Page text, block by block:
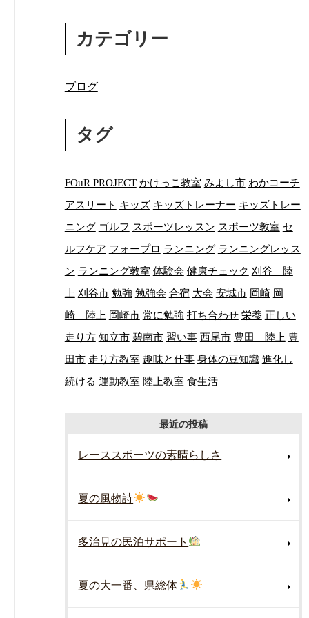
カテゴリー
ブログ
タグ
FOuR PROJECT かけっこ教室 みよし市 わかコーチ
アスリート キッズ キッズトレーナー キッズトレー
ニング ゴルフ スポーツレッスン スポーツ教室 セ
ルフケア フォープロ ランニング ランニングレッス
ン ランニング教室 体験会 健康チェック 刈谷 陸
上 刈谷市 勉強 勉強会 合宿 大会 安城市 岡崎 岡
崎 陸上 岡崎市 常に勉強 打ち合わせ 栄養 正しい
走り方 知立市 碧南市 習い事 西尾市 豊田 陸上 豊
田市 走り方教室 趣味と仕事 身体の豆知識 進化し
続ける 運動教室 陸上教室 食生活
最近の投稿
レーススポーツの素晴らしさ
夏の風物詩
多治見の民泊サポート
夏の大一番、県総体